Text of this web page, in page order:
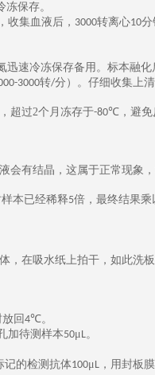
保存。
收集血液后， 3000转离心10分
迅速冷冻保存备用。标本融化
3000转/分）。仔细收集上
超过2个月冻存于-80℃， 避免
会有结晶，这属于正常现象
本已经稀释5倍，最终结果乘
，在吸水纸上拍干，如此洗板
回4℃。
加待测样本50μL。
记的检测抗体100μL ，用封板